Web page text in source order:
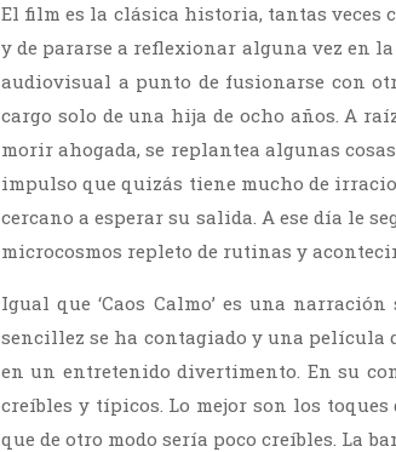
El film es la clásica historia, tantas veces
y de pararse a reflexionar alguna vez en
audiovisual a punto de fusionarse con
cargo solo de una hija de ocho años. A
morir ahogada, se replantea algunas
impulso que quizás tiene mucho de
cercano a esperar su salida. A ese día le
microcosmos repleto de rutinas y
Igual que ‘Caos Calmo’ es una
sencillez se ha contagiado y una película
en un entretenido divertimento. En su
creíbles y típicos. Lo mejor son los
que de otro modo sería poco creíbles. La